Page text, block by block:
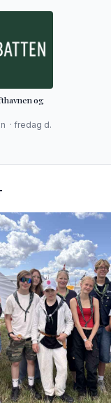
og
· fredag d.